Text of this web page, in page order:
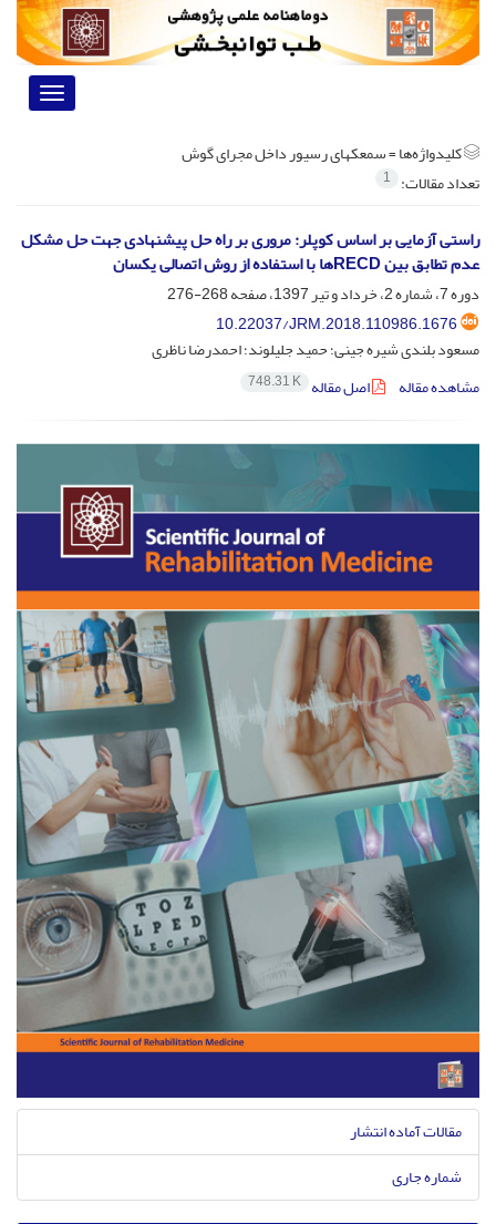
Toggle
کلیدواژه‌ها =سمعک­های رسیور داخل مجرای گوش
تعداد مقالات: 1
راستی آزمایی بر اساس کوپلر: مروری بر راه حل پیشنهادی جهت حل مشکل
عدم تطابق بین RECDها با استفاده از روش اتصالی یکسان
دوره 7، شماره 2، خرداد و تیر 1397، صفحه
268-276
10.22037/JRM.2018.110986.1676
مسعود بلندی شیره جینی؛ حمید جلیلوند؛ احمدرضا ناظری
مشاهده مقاله
اصل مقاله 748.31 K
مقالات آماده انتشار
شماره جاری